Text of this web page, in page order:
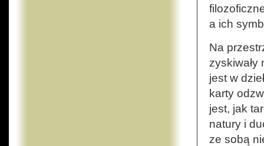
a ich
Na
zyskiwały
jest w
karty
jest, jak
natury i
ze sobą